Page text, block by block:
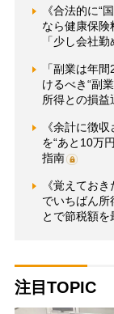
《合法的に“
なら健康保
「少し会社
「副業は年
けるべき“副
所得との損益
《余計に徴
を“あと10万
指南
《覚えてお
でいちばん所
とで節税額
注目TOPIC